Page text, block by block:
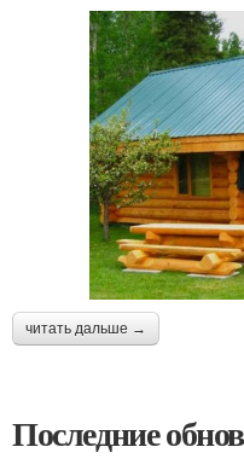
читать дальше →
Последние